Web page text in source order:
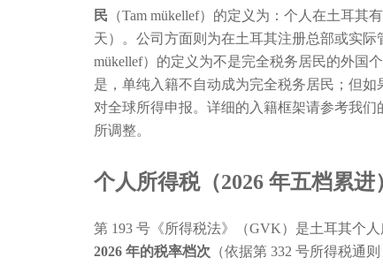
民 （Tam mükellef）的定义为：个人在土耳
天）。公司方面则为在土耳其注册总部或实际
mükellef）的定义为不是完全税务居民的外国
是，单纯入籍不自动成为完全税务居民；但
对全球所得申报。详细的入籍框架请参考我们
所调整。
个人所得税（2026 年五档累进
第 193 号《所得税法》（GVK）是土耳其个人
2026 年的税率档次 （依据第 332 号所得税通